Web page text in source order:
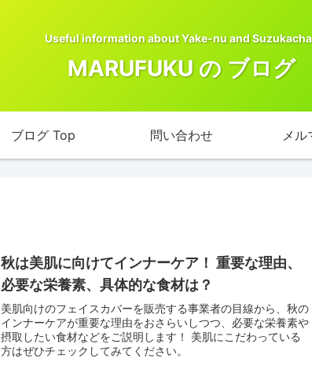
Useful information about Yake-nu and
MARUFUKU の ブログ
ブログ Top 問い合わせ メ
秋は美肌に向けてインナーケア！ 重要な理由、
必要な栄養素、具体的な食材は？
美肌向けのフェイスカバーを販売する事業者の目線から、秋の
インナーケアが重要な理由をおさらいしつつ、必要な栄養素や
摂取したい食材などをご説明します！ 美肌にこだわっている
方はぜひチェックしてみてください。